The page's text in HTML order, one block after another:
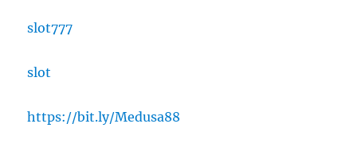
slot777
slot
https://bit.ly/Medusa88